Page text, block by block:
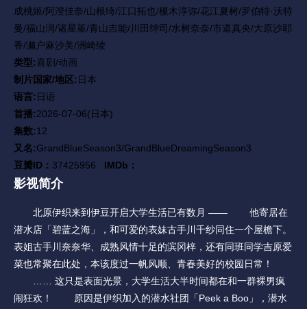
成桃姬/阿澄佳奈/山根绮/江口拓也/榎木淳弥/花江夏树/罗伯特·沃特
曼/福山润/诸星堇/青山吉能/川田绅司/水树奈奈/市道真央/大原沙耶
香/濑户麻沙美/洲崎绫
类型:喜剧/动画
制片国家/地区: 日本
语言: 日语
首播:2026-07-06(日本)
集数:12
又名:GrandBlueSeason3/GrandBlueDreamingSeason3
豆瓣ID： 37425956 IMDb：
影视简介
北原伊织来到伊豆开启大学生活已有数月 —— 他寄居在
潜水店「碧蓝之海」，和可爱的表妹古手川千纱同住一个屋檐下。
表姐古手川奈奈华、成熟风情十足的滨冈梓，还有同班同学吉原爱
菜也常聚在此处，本该度过一帆风顺、青春美好的校园日常！
…… 这只是表面光景，大学生活大半时间都在和一群裸男疯
闹狂欢！ 原因是伊织加入的潜水社团「Peek a Boo」，潜水